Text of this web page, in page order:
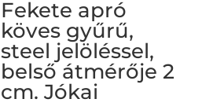
Fekete apró
köves gyűrű,
steel jelöléssel,
belső átmérője 2
cm. Jókai